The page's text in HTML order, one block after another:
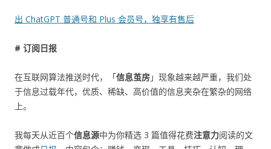
出 ChatGPT 普通号和 Plus 会员号，独享有售后
# 订阅日报
在互联网算法推送时代，「信息茧房」现象越来越严重，我们处
于信息过载年代，优质、稀缺、高价值的信息夹杂在繁杂的网络
上。
我每天从近百个信息源中为你精选 3 篇值得花费注意力阅读的文